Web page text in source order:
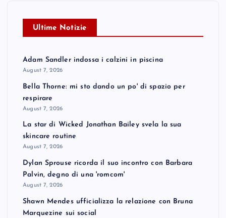
Ultime Notizie
Adam Sandler indossa i calzini in piscina
August 7, 2026
Bella Thorne: mi sto dando un po' di spazio per
respirare
August 7, 2026
La star di Wicked Jonathan Bailey svela la sua
skincare routine
August 7, 2026
Dylan Sprouse ricorda il suo incontro con Barbara
Palvin, degno di una 'romcom'
August 7, 2026
Shawn Mendes ufficializza la relazione con Bruna
Marquezine sui social